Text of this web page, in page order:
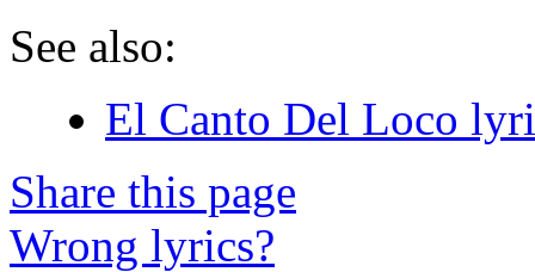
See also:
El Canto Del Loco
Share this page
Wrong lyrics?